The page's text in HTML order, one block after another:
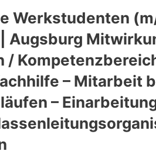
Werkstudenten
Augsburg
/
– Mitarbeit
–